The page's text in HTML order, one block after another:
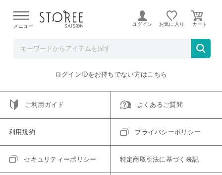
よる配送遅延が発生しております。
メニュー ログイン お気に入り
ご指定のアイテムは取り扱い終了、またはただいま取り扱い
トップへ戻る
ログインIDをお持ちでない方はこちら
ご利用ガイド よくあるご質問
利用規約 プライバシーポリシー
セキュリティーポリシー 特定商取引法に基づく表記